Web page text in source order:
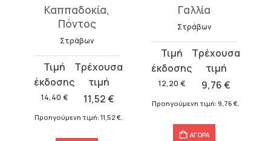
Καππαδοκία,
Πόντος
Στράβων
14,40 €
Original
price
was:
14,40 €.
11,52€
τρέχουσα
τιμή
Προηγούμενη τιμή: 11,52 €.
Γαλλία
Στράβων
12,20 €
Original
price
was:
12,20 €.
9,76€
τρέχουσα
τιμή
Προηγούμενη τιμή: 9,76 €
ΑΓΟΡΑ